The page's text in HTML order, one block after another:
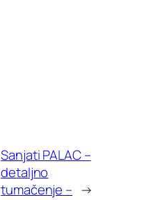
Sanjati PALAC –
detaljno
tumačenje – →